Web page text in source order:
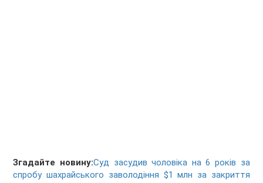
Згадайте новину:Суд засудив чоловіка на 6 років за
спробу шахрайського заволодіння $1 млн за закриття